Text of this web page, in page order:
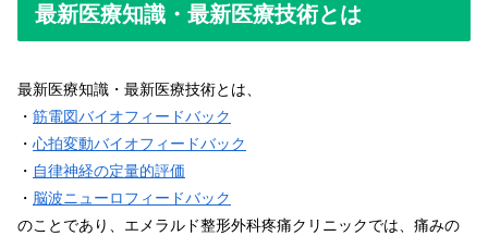
最新医療知識・最新医療技術とは
最新医療知識・最新医療技術とは、
・ 筋電図バイオフィードバック
・ 心拍変動バイオフィードバック
・ 自律神経の定量的評価
・ 脳波ニューロフィードバック
のことであり、エメラルド整形外科疼痛クリニックでは、痛みの